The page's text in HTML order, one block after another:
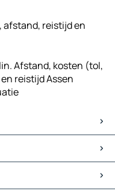
afstand, reistijd en
Afstand, kosten (tol,
reistijd Assen